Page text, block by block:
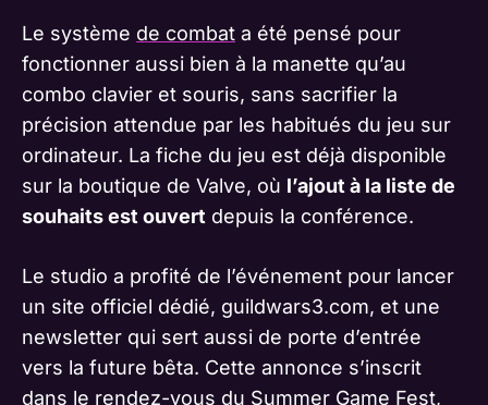
Le système de combat a été pensé pour
fonctionner aussi bien à la manette qu’au
combo clavier et souris, sans sacrifier la
précision attendue par les habitués du jeu sur
ordinateur. La fiche du jeu est déjà disponible
sur la boutique de Valve, où l’ajout à la liste de
souhaits est ouvert depuis la conférence.
Le studio a profité de l’événement pour lancer
un site officiel dédié, guildwars3.com, et une
newsletter qui sert aussi de porte d’entrée
vers la future bêta. Cette annonce s’inscrit
dans le rendez-vous du Summer Game Fest,